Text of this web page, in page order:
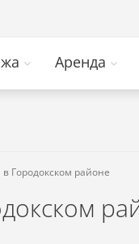
Аренда
Городокском районе